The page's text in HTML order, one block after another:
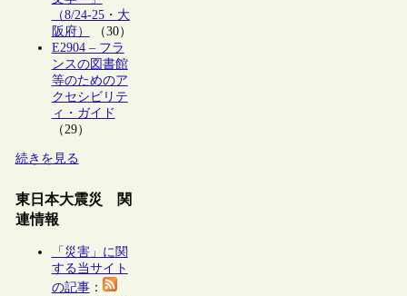
（8/24-25・大
阪府）
（30）
E2904 – フラ
ンスの図書館
等のためのア
クセシビリテ
ィ・ガイド
（29）
続きを見る
東日本大震災 関
連情報
「災害」に関
する当サイト
の記事：